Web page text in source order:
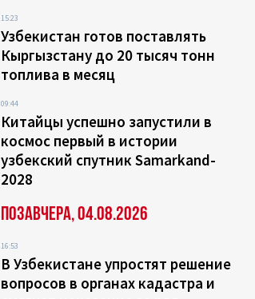
15:23
Узбекистан готов поставлять
Кыргызстану до 20 тысяч тонн
топлива в месяц
09:44
Китайцы успешно запустили в
космос первый в истории
узбекский спутник Samarkand-
2028
Позавчера, 04.08.2026
16:53
В Узбекистане упростят решение
вопросов в органах кадастра и